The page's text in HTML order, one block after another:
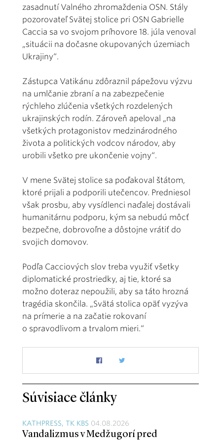
zasadnutí Valného zhromaždenia OSN. Stály
pozorovateľ Svätej stolice pri OSN Gabrielle
Caccia sa vo svojom príhovore 18. júla venoval
„situácii na dočasne okupovaných územiach
Ukrajiny“.
Zástupca Vatikánu zdôraznil pápežovu výzvu
na umlčanie zbraní a na zabezpečenie
rýchleho zlúčenia všetkých rozdelených
ukrajinských rodín. Zároveň apeloval „na
všetkých protagonistov medzinárodného
života a politických vodcov národov, aby
urobili všetko pre ukončenie vojny“.
V mene Svätej stolice sa poďakoval štátom,
ktoré prijali a podporili utečencov. Predniesol
však prosbu, aby vysídlenci naďalej dostávali
humanitárnu podporu, kým sa nebudú môcť
bezpečne, dobrovoľne a dôstojne vrátiť do
svojich domovov.
Podľa Cacciových slov treba využiť všetky
diplomatické prostriedky, aj tie, ktoré sa
možno doteraz nepoužili, aby sa táto hrozná
tragédia skončila. „Svätá stolica opäť vyzýva
na prímerie a na začatie rokovaní
o spravodlivom a trvalom mieri.“
Súvisiace články
KATHPRESS, TK KBS 04.08.2026
Vandalizmus v Medžugorí pred